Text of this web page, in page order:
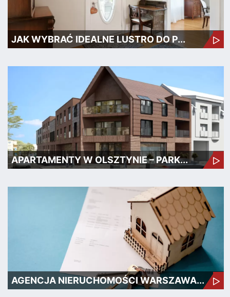
JAK WYBRAĆ IDEALNE LUSTRO DO P...
APARTAMENTY W OLSZTYNIE – PARK...
AGENCJA NIERUCHOMOŚCI WARSZAWA...